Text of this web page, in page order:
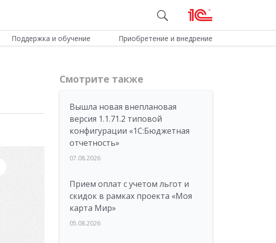
Поддержка и обучение Приобретение и внедрение
Смотрите также
Вышла новая внеплановая
версия 1.1.71.2 типовой
конфигурации «1C:Бюджетная
отчетность»
07.08.2026
Прием оплат с учетом льгот и
скидок в рамках проекта «Моя
карта Мир»
05.08.2026